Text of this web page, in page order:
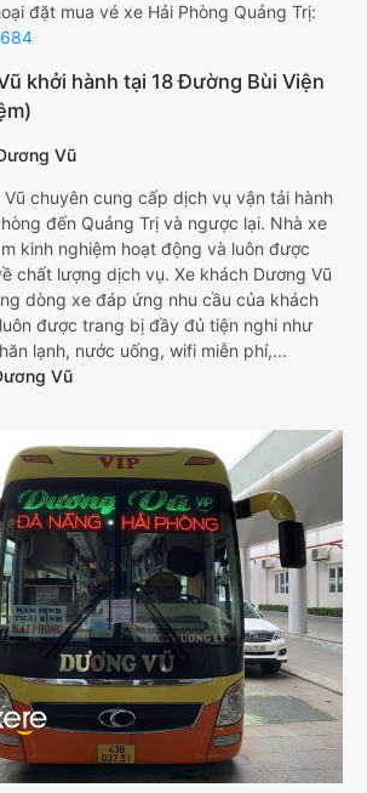
đặt mua vé xe Hải Phòng Quảng Trị:
khởi hành tại 18 Đường Bùi Viện
Vũ
chuyên cung cấp dịch vụ vận tải hành
đến Quảng Trị và ngược lại. Nhà xe
kinh nghiệm hoạt động và luôn được
chất lượng dịch vụ. Xe khách Dương Vũ
dòng xe đáp ứng nhu cầu của khách
được trang bị đầy đủ tiện nghi như
lạnh, nước uống, wifi miễn phí,...
Vũ